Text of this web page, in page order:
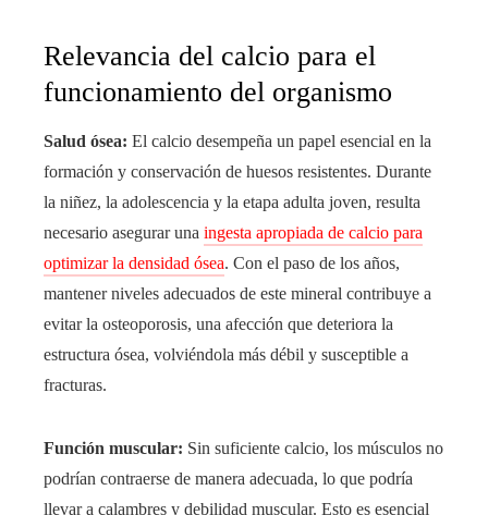
Relevancia del calcio para el
funcionamiento del organismo
Salud ósea: El calcio desempeña un papel esencial en la
formación y conservación de huesos resistentes. Durante
la niñez, la adolescencia y la etapa adulta joven, resulta
necesario asegurar una ingesta apropiada de calcio para
optimizar la densidad ósea. Con el paso de los años,
mantener niveles adecuados de este mineral contribuye a
evitar la osteoporosis, una afección que deteriora la
estructura ósea, volviéndola más débil y susceptible a
fracturas.
Función muscular: Sin suficiente calcio, los músculos no
podrían contraerse de manera adecuada, lo que podría
llevar a calambres y debilidad muscular. Esto es esencial